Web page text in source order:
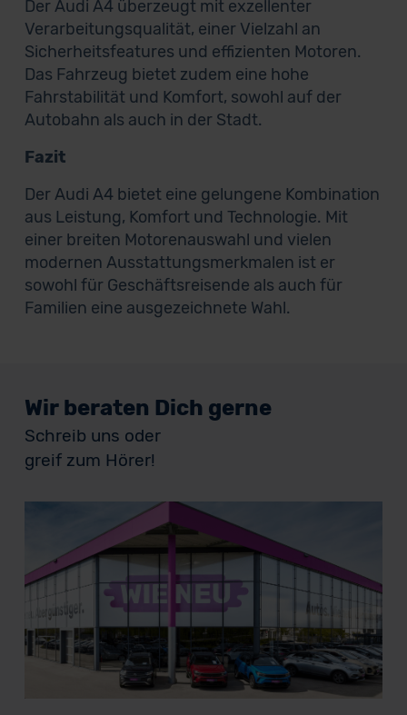
Der Audi A4 überzeugt mit exzellenter
Verarbeitungsqualität, einer Vielzahl an
Sicherheitsfeatures und effizienten Motoren.
Das Fahrzeug bietet zudem eine hohe
Fahrstabilität und Komfort, sowohl auf der
Autobahn als auch in der Stadt.
Fazit
Der Audi A4 bietet eine gelungene Kombination
aus Leistung, Komfort und Technologie. Mit
einer breiten Motorenauswahl und vielen
modernen Ausstattungsmerkmalen ist er
sowohl für Geschäftsreisende als auch für
Familien eine ausgezeichnete Wahl.
Wir beraten Dich gerne
Schreib uns oder
greif zum Hörer!